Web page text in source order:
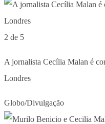
2 de 5
A jornalista Cecília Malan é
Londres
Globo/Divulgação